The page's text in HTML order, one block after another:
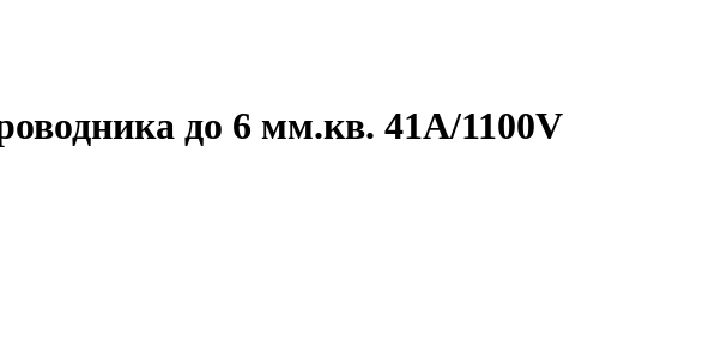
до 6 мм.кв. 41A/1100V